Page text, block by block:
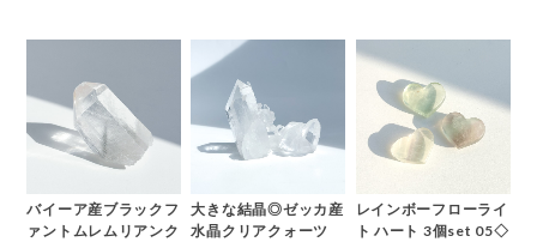
バイーア産ブラックフ
ァントムレムリアンク
大きな結晶◎ゼッカ産
水晶クリアクォーツ
レインボーフローライ
ト ハート 3個set 05◇